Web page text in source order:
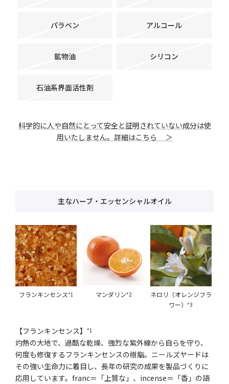
パラベン アルコール
鉱物油 シリコン
石油系界面活性剤
科学的に人や自然にとって安全と証明されていない成分は使
用いたしません。詳細はこちら ＞
主なハーブ・エッセンシャルオイル
フランキンセンス*1 マンダリン*2
ネロリ（オレンジフラ
ワー）*3
【フランキンセンス】*1
灼熱の大地で、過酷な乾燥、強烈な紫外線から自らを守り、
何度も修復するフランキンセンスの樹脂。ニールズヤードは
その強い生命力に着目し、長年の研究の成果を製品づくりに
応用しています。franc＝「上質な」、incense＝「香」の語